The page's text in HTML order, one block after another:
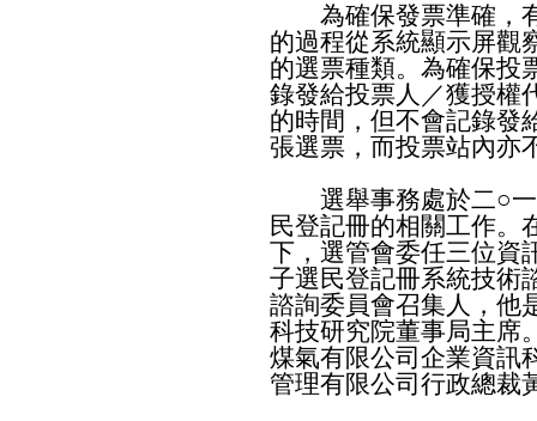
為確保發票準確，有
的過程從系統顯示屏觀
的選票種類。為確保投
錄發給投票人／獲授權
的時間，但不會記錄發
張選票，而投票站內亦
選舉事務處於二○一
民登記冊的相關工作。
下，選管會委任三位資
子選民登記冊系統技術
諮詢委員會召集人，他
科技研究院董事局主席
煤氣有限公司企業資訊
管理有限公司行政總裁